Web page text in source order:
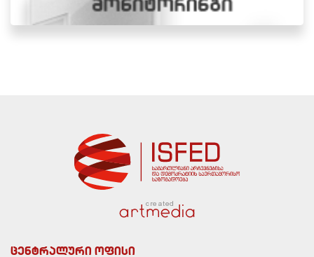
created
ცენტრალური ოფისი